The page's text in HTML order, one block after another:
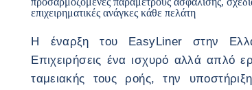
επιχειρηματικές ανάγκες κάθε πελάτη
Η έναρξη του EasyLiner στην
Επιχειρήσεις ένα ισχυρό αλλά απλό
ταμειακής τους ροής, την